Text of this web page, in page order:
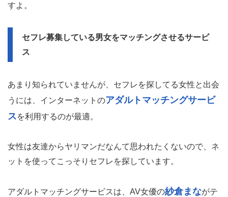
すよ。
セフレ募集している男女をマッチングさせるサービ
ス
あまり知られていませんが、セフレを探してる女性と出会
うには、インターネットのアダルトマッチングサービ
スを利用するのが最適。
女性は友達からヤリマンだなんて思われたくないので、ネ
ットを使ってこっそりセフレを探しています。
アダルトマッチングサービスは、AV女優の紗倉まながテ